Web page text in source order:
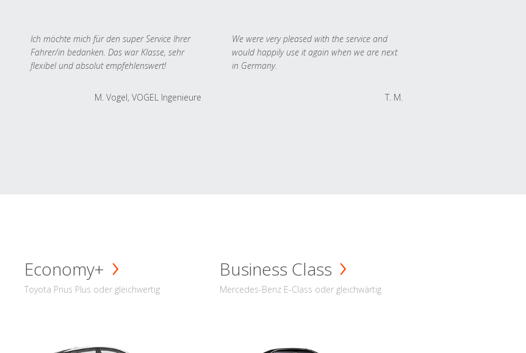
Ich möchte mich für den super Service Ihrer
Fahrer/in bedanken. Das war Klasse, sehr
flexibel und absolut empfehlenswert!
M. Vogel, VOGEL Ingenieure
We were very pleased with the service and
would happily use it again when we are next
in Germany.
T. M.
Economy+
Toyota Prius Plus oder gleichwertig
Business Class
Mercedes-Benz E-Class oder gleichwärtig